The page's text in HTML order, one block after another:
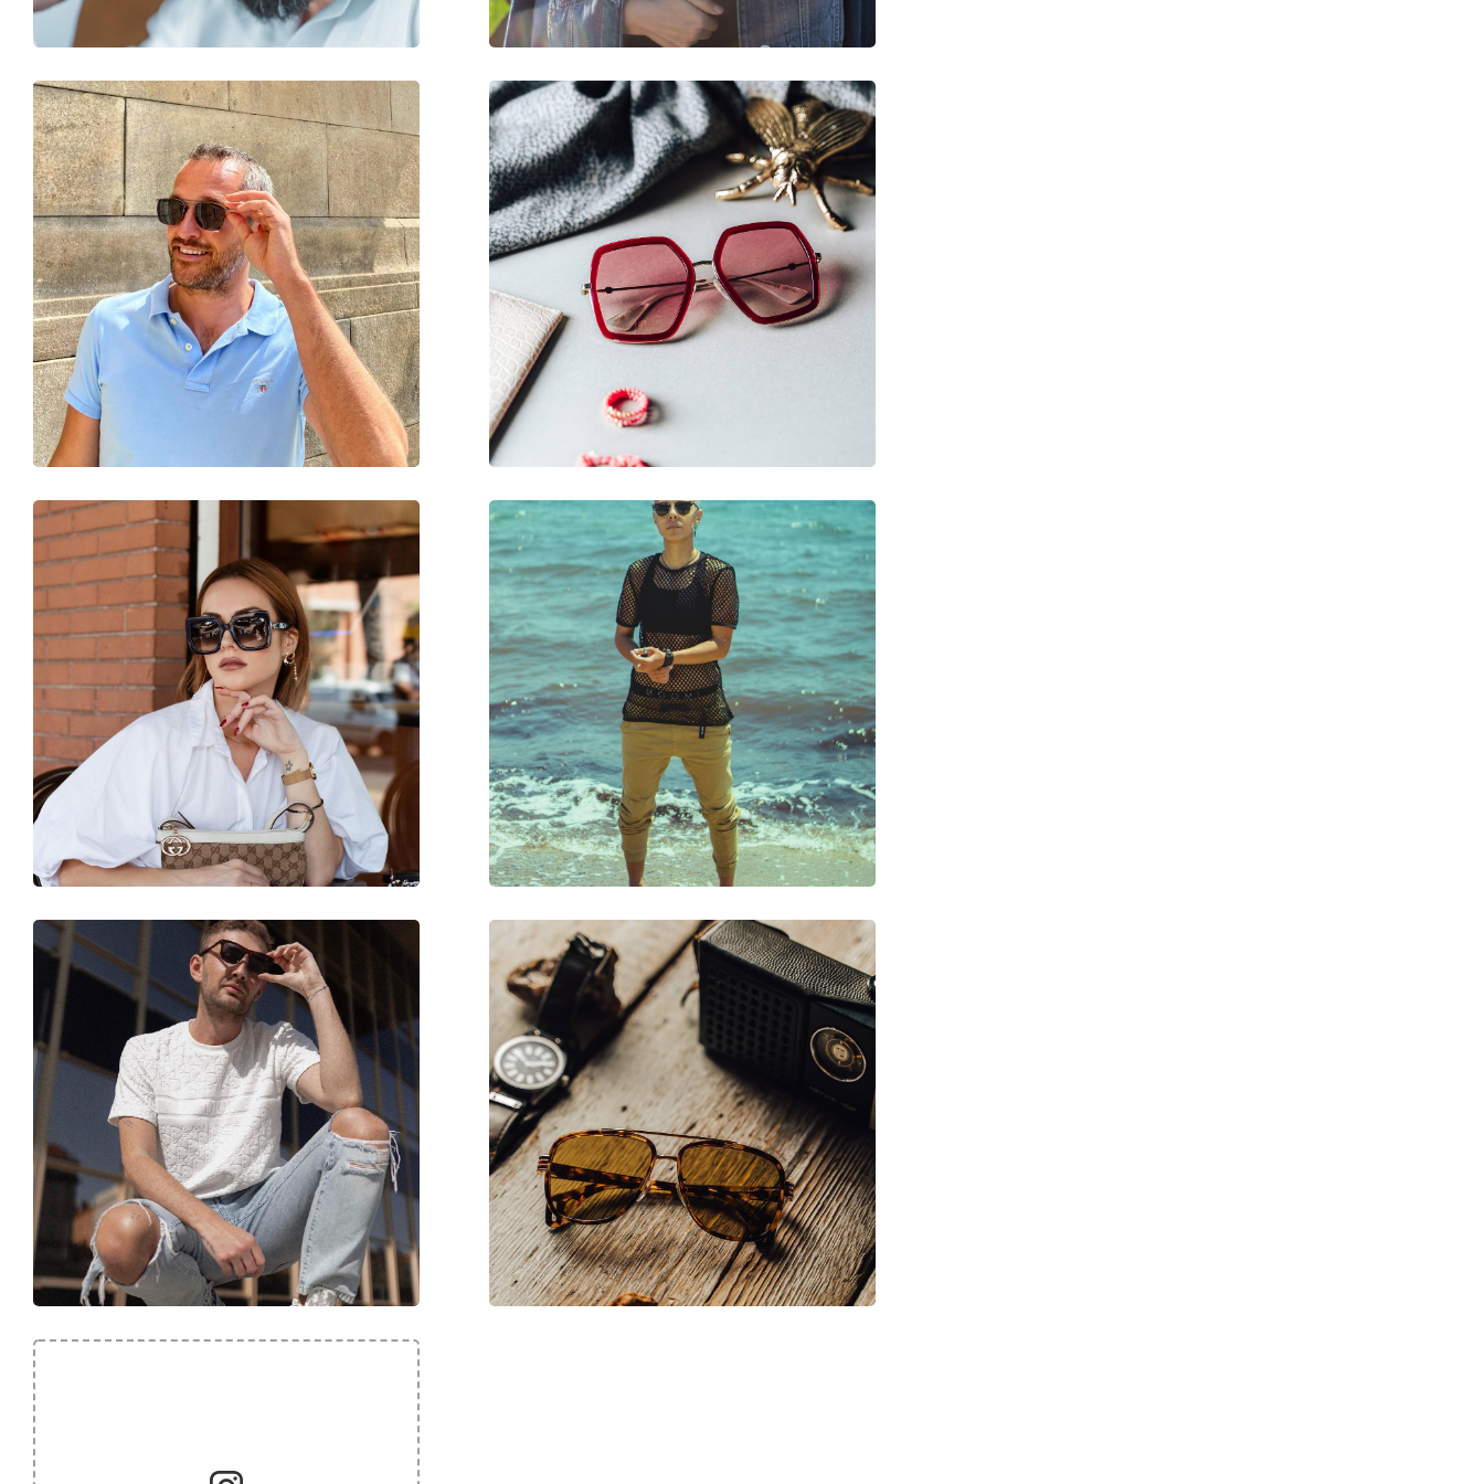
Acessórios
Estojo:
Sim
Pano de limpeza:
Sim
Outros
Género:
Mulher
Categoria:
Óculos de sol
Marca:
Burberry
Uso:
Moda
Código:
0BE4315 3001T3 53